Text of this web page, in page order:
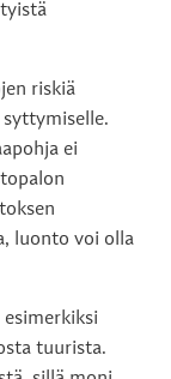
riskiä
ei
luonto voi olla
tuurista.